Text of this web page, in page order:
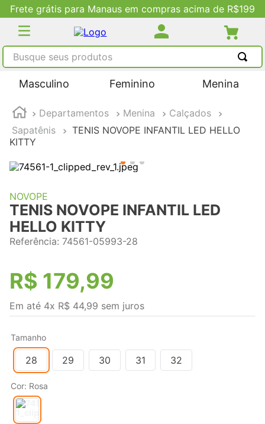
Frete grátis para Manaus em compras acima de R$199
Busque seus produtos
Masculino Feminino Menina
Departamentos Menina
Calçados
Sapatênis
TENIS NOVOPE INFANTIL LED HELLO
KITTY
NOVOPE
TENIS NOVOPE INFANTIL LED
HELLO KITTY
Referência: 74561-05993-28
R$ 179,99
Em até 4x R$ 44,99 sem juros
Tamanho
28 29 30 31 32
Cor: Rosa
TERMOS MAIS BUSCADOS
2
tenis feminino
3º